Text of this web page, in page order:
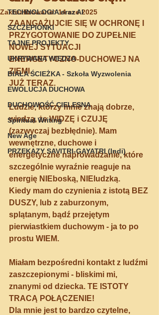
TECHNOLOGIA oraz AI
SZCZEPIONKI
TAJNE PROJEKTY
UKRYWANA WIEDZA
BIAŁA ŚCIEŻKA - Szkoła Wyzwolenia
EWOLUCJA DUCHOWA
DUCHOWOŚĆ CIELESNA
Spiritual Writing
New Age
PRZEKAZY SAVITRI-GAYATRI (Indi)
Zaktualizowano:14 cze 2025
ZAANGAŻUJCIE SIĘ W OCHRONĘ I
PRZYGOTOWANIE DO ZUPEŁNIE
NOWEJ SYTUACJI
ENERGETYCZNO-DUCHOWEJ NA
ZIEMI.
JUŻ TERAZ.
Ludzie, którzy mnie znają dobrze,
wiedzą, że WIDZĘ i CZUJĘ
(zazwyczaj bezbłędnie). Mam
wewnętrzne, duchowe i
energetyczne naprowadzanie, które
szczególnie wyraźnie reaguje na
energię NIEboską, NIEludzką.
Kiedy mam do czynienia z istotą BEZ
DUSZY, lub z zaburzonym,
splątanym, bądź przejętym
pierwiastkiem duchowym - ja to po
prostu WIEM.
Miałam bezpośredni kontakt z ludźmi
zaszczepionymi - bliskimi mi,
znanymi od dziecka. TE ISTOTY
TRACĄ POŁĄCZENIE!
Dla mnie jest to bardzo czytelne,